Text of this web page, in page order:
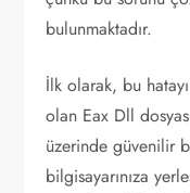
bulunmaktadır.
İlk olarak, bu
olan Eax Dll
üzerinde güvenilir
bilgisayarınıza